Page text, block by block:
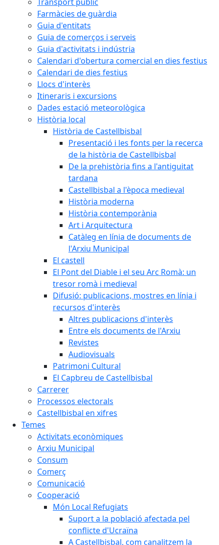
Farmàcies de guàrdia
Guia d'entitats
Guia de comerços i serveis
Guia d'activitats i indústria
Calendari d'obertura comercial en dies festius
Calendari de dies festius
Llocs d'interès
Itineraris i excursions
Dades estació meteorològica
Història local
Història de Castellbisbal
Presentació i les fonts per la recerca
de la història de Castellbisbal
De la prehistòria fins a l'antiguitat
tardana
Castellbisbal a l'època medieval
Història moderna
Història contemporània
Art i Arquitectura
Catàleg en línia de documents de
l'Arxiu Municipal
El castell
El Pont del Diable i el seu Arc Romà: un
tresor romà i medieval
Difusió: publicacions, mostres en línia i
recursos d'interès
Altres publicacions d'interès
Entre els documents de l'Arxiu
Revistes
Audiovisuals
Patrimoni Cultural
El Capbreu de Castellbisbal
Carrerer
Processos electorals
Castellbisbal en xifres
Temes
Activitats econòmiques
Arxiu Municipal
Consum
Comerç
Comunicació
Cooperació
Món Local Refugiats
Suport a la població afectada pel
conflicte d'Ucraïna
A Castellbisbal, com canalitzem la